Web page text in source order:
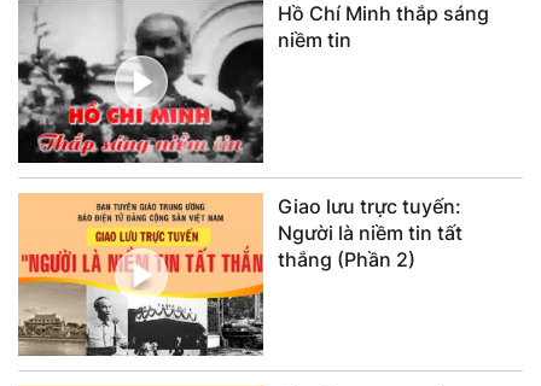
Hồ Chí Minh thắp sáng
niềm tin
Giao lưu trực tuyến:
Người là niềm tin tất
thắng (Phần 2)